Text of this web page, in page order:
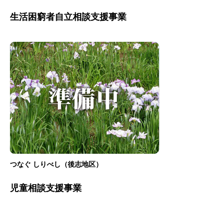
生活困窮者自立相談支援事業
つなぐ しりべし（後志地区）
児童相談支援事業